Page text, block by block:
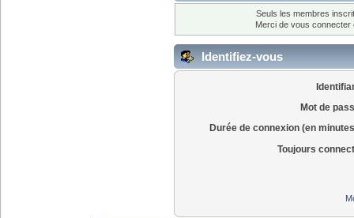
Seuls les membres
Merci de vous
Identifiez-vous
Mot de
Durée de connexion (en
Toujours